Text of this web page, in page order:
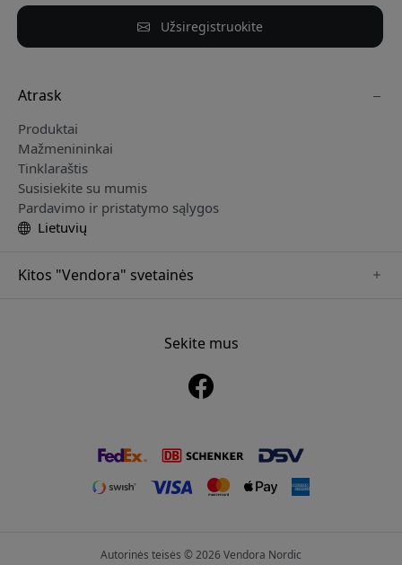
Užsiregistruokite
Atrask
Produktai
Mažmenininkai
Tinklaraštis
Susisiekite su mumis
Pardavimo ir pristatymo sąlygos
Lietuvių
Kitos "Vendora" svetainės
Sekite mus
Autorinės teisės © 2026 Vendora Nordic